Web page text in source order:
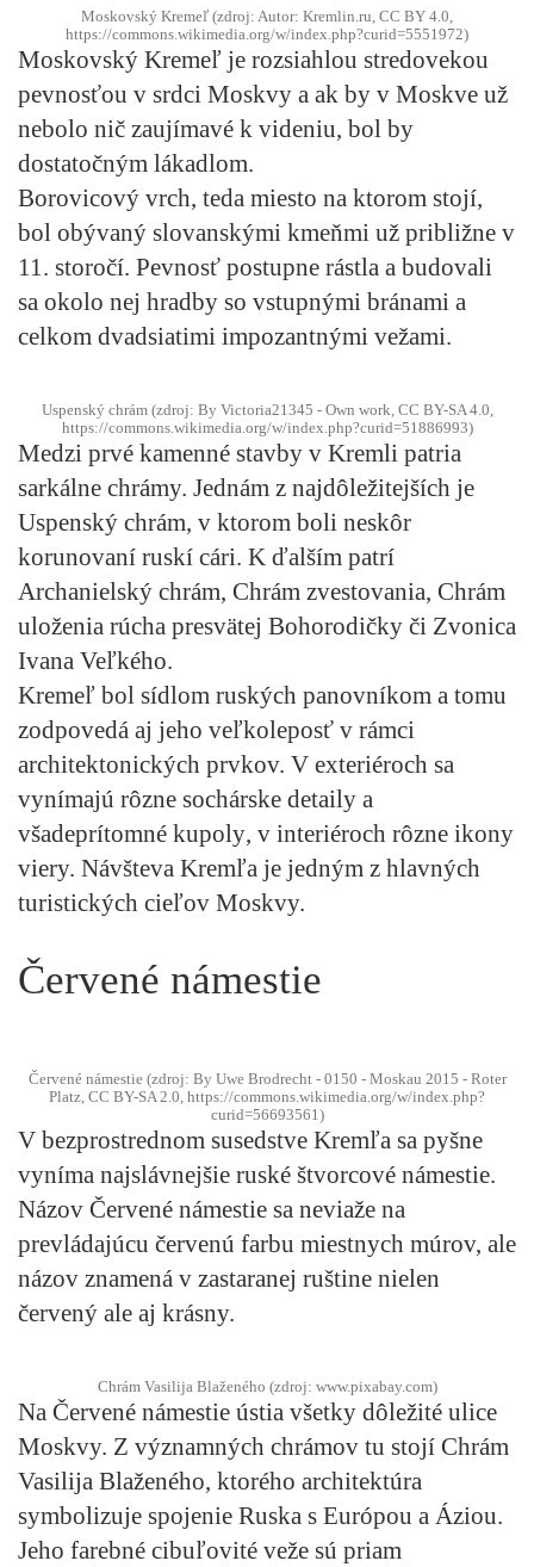
Moskovský Kremeľ (zdroj: Autor: Kremlin.ru, CC BY 4.0,
https://commons.wikimedia.org/w/index.php?curid=5551972)
Moskovský Kremeľ je rozsiahlou stredovekou
pevnosťou v srdci Moskvy a ak by v Moskve už
nebolo nič zaujímavé k videniu, bol by
dostatočným lákadlom.
Borovicový vrch, teda miesto na ktorom stojí,
bol obývaný slovanskými kmeňmi už približne v
11. storočí. Pevnosť postupne rástla a budovali
sa okolo nej hradby so vstupnými bránami a
celkom dvadsiatimi impozantnými vežami.
Uspenský chrám (zdroj: By Victoria21345 - Own work, CC BY-SA 4.0,
https://commons.wikimedia.org/w/index.php?curid=51886993)
Medzi prvé kamenné stavby v Kremli patria
sarkálne chrámy. Jednám z najdôležitejších je
Uspenský chrám, v ktorom boli neskôr
korunovaní ruskí cári. K ďalším patrí
Archanielský chrám, Chrám zvestovania, Chrám
uloženia rúcha presvätej Bohorodičky či Zvonica
Ivana Veľkého.
Kremeľ bol sídlom ruských panovníkom a tomu
zodpovedá aj jeho veľkoleposť v rámci
architektonických prvkov. V exteriéroch sa
vynímajú rôzne sochárske detaily a
všadeprítomné kupoly, v interiéroch rôzne ikony
viery. Návšteva Kremľa je jedným z hlavných
turistických cieľov Moskvy.
Červené námestie
Červené námestie (zdroj: By Uwe Brodrecht - 0150 - Moskau 2015 - Roter
Platz, CC BY-SA 2.0, https://commons.wikimedia.org/w/index.php?
curid=56693561)
V bezprostrednom susedstve Kremľa sa pyšne
vyníma najslávnejšie ruské štvorcové námestie.
Názov Červené námestie sa neviaže na
prevládajúcu červenú farbu miestnych múrov, ale
názov znamená v zastaranej ruštine nielen
červený ale aj krásny.
Chrám Vasilija Blaženého (zdroj: www.pixabay.com)
Na Červené námestie ústia všetky dôležité ulice
Moskvy. Z významných chrámov tu stojí Chrám
Vasilija Blaženého, ktorého architektúra
symbolizuje spojenie Ruska s Európou a Áziou.
Jeho farebné cibuľovité veže sú priam